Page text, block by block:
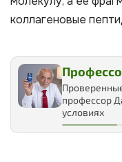
коллагеновые
профессор
условиях